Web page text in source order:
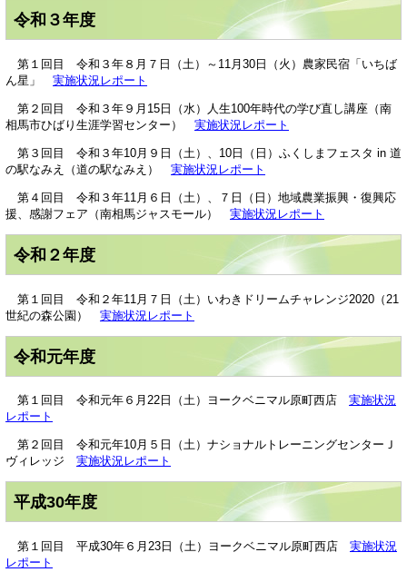
令和３年度
第１回目 令和３年８月７日（土）～11月30日（火）農家民宿「いちば
ん星」 実施状況レポート
第２回目 令和３年９月15日（水）人生100年時代の学び直し講座（南
相馬市ひばり生涯学習センター） 実施状況レポート
第３回目 令和３年10月９日（土）、10日（日）ふくしまフェスタ in 道
の駅なみえ（道の駅なみえ） 実施状況レポート
第４回目 令和３年11月６日（土）、７日（日）地域農業振興・復興応
援、感謝フェア（南相馬ジャスモール） 実施状況レポート
令和２年度
第１回目 令和２年11月７日（土）いわきドリームチャレンジ2020（21
世紀の森公園） 実施状況レポート
令和元年度
第１回目 令和元年６月22日（土）ヨークベニマル原町西店​ 実施状況
レポート
第２回目 令和元年10月５日（土）ナショナルトレーニングセンターＪ
ヴィレッジ 実施状況レポート
平成30年度
第１回目 平成30年６月23日（土）ヨークベニマル原町西店 実施状況
レポート